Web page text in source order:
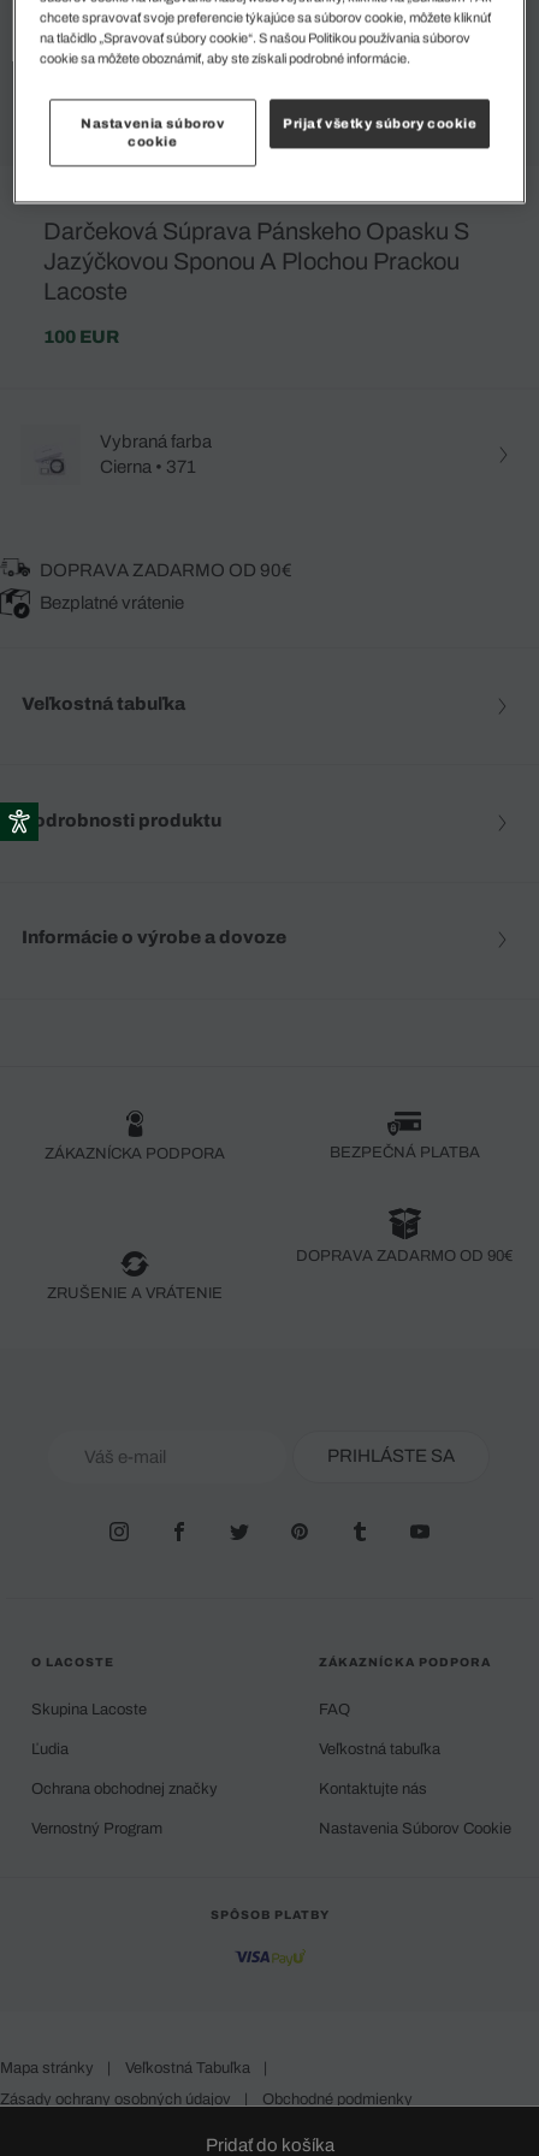
Darčeková Súprava Pánskeho Opasku S
Jazýčkovou Sponou A Plochou Prackou
Lacoste
100 EUR
Vybraná farba
Cierna • 371
DOPRAVA ZADARMO OD 90€
Bezplatné vrátenie
Veľkostná tabuľka
Podrobnosti produktu
Informácie o výrobe a dovoze
Pridať do košíka
ZÁKAZNÍCKA PODPORA BEZPEČNÁ PLATBA
ZRUŠENIE A VRÁTENIE
DOPRAVA ZADARMO OD 90€
PRIHLÁSTE SA
O LACOSTE
Skupina Lacoste
Ľudia
Ochrana obchodnej značky
Vernostný Program
ZÁKAZNÍCKA PODPORA
FAQ
Veľkostná tabuľka
Kontaktujte nás
Nastavenia Súborov Cookie
SPÔSOB PLATBY
Mapa stránky | Veľkostná Tabuľka
|
Zásady ochrany osobných údajov
| Obchodné podmienky
chcete spravovať svoje preferencie týkajúce sa súborov cookie, môžete kliknúť
na tlačidlo „Spravovať súbory cookie“. S našou Politikou používania súborov
cookie sa môžete oboznámiť, aby ste získali podrobné informácie.
Nastavenia súborov
cookie
Prijať všetky súbory cookie